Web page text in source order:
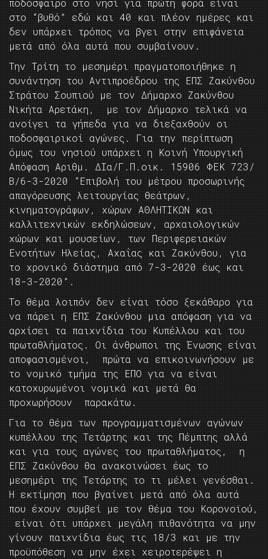
ποδόσφαιρο στο νησί για πρώτη φορά είναι
στο “βυθό” εδώ και 40 και πλέον ημέρες και
δεν υπάρχει τρόπος να βγει στην επιφάνεια
μετά από όλα αυτά που συμβαίνουν.
Την Τρίτη το μεσημέρι πραγματοποιήθηκε η
συνάντηση του Αντιπροέδρου της ΕΠΣ Ζακύνθου
Στράτου Σουπιού με τον Δήμαρχο Ζακύνθου
Νικήτα Αρετάκη, με τον Δήμαρχο τελικά να
ανοίγει τα γήπεδα για να διεξαχθούν οι
ποδοσφαιρικοί αγώνες. Για την περίπτωση
όμως του νησιού υπάρχει η Κοινή Υπουργική
Απόφαση Αριθμ. ΔΙα/Γ.Π.οικ. 15906 ΦΕΚ 723/
Β/6-3-2020 “Επιβολή του μέτρου προσωρινής
απαγόρευσης λειτουργίας θεάτρων,
κινηματογράφων, χώρων ΑΘΛΗΤΙΚΩΝ και
καλλιτεχνικών εκδηλώσεων, αρχαιολογικών
χώρων και μουσείων, των Περιφερειακών
Ενοτήτων Ηλείας, Αχαΐας και Ζακύνθου, για
το χρονικό διάστημα από 7-3-2020 έως και
18-3-2020”.
Το θέμα λοιπόν δεν είναι τόσο ξεκάθαρο για
να πάρει η ΕΠΣ Ζακύνθου μια απόφαση για να
αρχίσει τα παιχνίδια του Κυπέλλου και του
πρωταθλήματος. Οι άνθρωποι της Ένωσης είναι
αποφασισμένοι, πρώτα να επικοινωνήσουν με
το νομικό τμήμα της ΕΠΟ για να είναι
κατοχυρωμένοι νομικά και μετά θα
προχωρήσουν παρακάτω.
Για το θέμα των προγραμματισμένων αγώνων
κυπέλλου της Τετάρτης και της Πέμπτης αλλά
και για τους αγώνες του πρωταθλήματος, η
ΕΠΣ Ζακύνθου θα ανακοινώσει έως το
μεσημέρι της Τετάρτης το τι μέλει γενέσθαι.
Η εκτίμηση που βγαίνει μετά από όλα αυτά
που έχουν συμβεί με τον θέμα του Κορονοϊού,
είναι ότι υπάρχει μεγάλη πιθανότητα να μην
γίνουν παιχνίδια έως τις 18/3 και με την
προϋπόθεση να μην έχει χειροτερέψει η